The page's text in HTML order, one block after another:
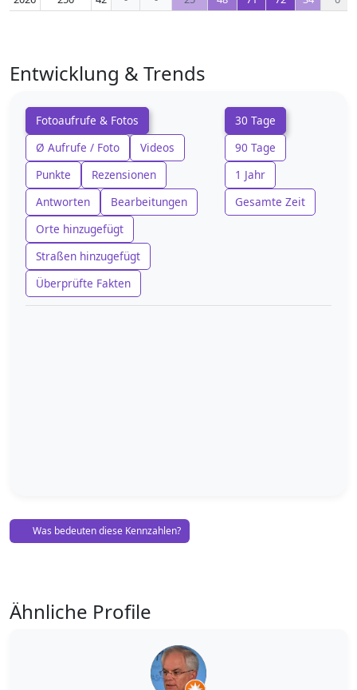
Entwicklung & Trends
Fotoaufrufe & Fotos
Ø Aufrufe / Foto
Videos
Punkte
Rezensionen
Antworten
Bearbeitungen
Orte hinzugefügt
Straßen hinzugefügt
Überprüfte Fakten
30 Tage
90 Tage
1 Jahr
Gesamte Zeit
Was bedeuten diese Kennzahlen?
Ähnliche Profile